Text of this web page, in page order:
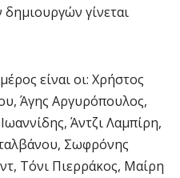
γίνεται
είναι οι: Χρήστος
Άγης Αργυρόπουλος,
Άντζι Λαμπίρη,
Σωφρόνης
Τόνι Πιερράκος, Μαίρη